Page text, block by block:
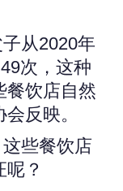
从2020年
次，这种
餐饮店自然
反映。
些餐饮店
？